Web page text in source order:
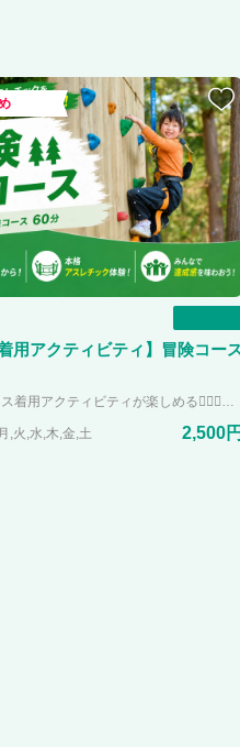
用アクティビティ】冒険コー
【4つのハーネス着用アクティビティが楽しめる🧗🏻‍♀️】 ①ジップフォール 柱の上高さ約6メートルにあるデッキから滑空しながら下りてくる新感覚ジップライン。 登ったものにしか見れない景色を楽しんでください！！ 高さの恐怖を乗り越えて、一歩踏み出そう！！ ②クライミングウォール PANZA宮沢湖にそびえ立つ高さ8mの壁！！ 壁に付いているホールドを掴んで上まで登り切れば達成感を得ること間違いなし。 いろんなレベルの登り方があるので、ぜひ挑戦してみてください。 ③ツリークライミング 実際に生えている木の木登り！！ PANZA宮沢湖にあるアクティビティの中で難易度MAXです。 あなたは攻略できるかな！？ ④ジャイアントスイング 足が地面に付かない大きなブランコ！！ 宮沢湖に向かって飛び出すスリルと爽快感が味わえます。 小学生以上で体重が20~120kgの方が体験して頂けます。 よりドキドキ感を体験したい方におすすめです😁
,火,水,木,金,土 2,500円